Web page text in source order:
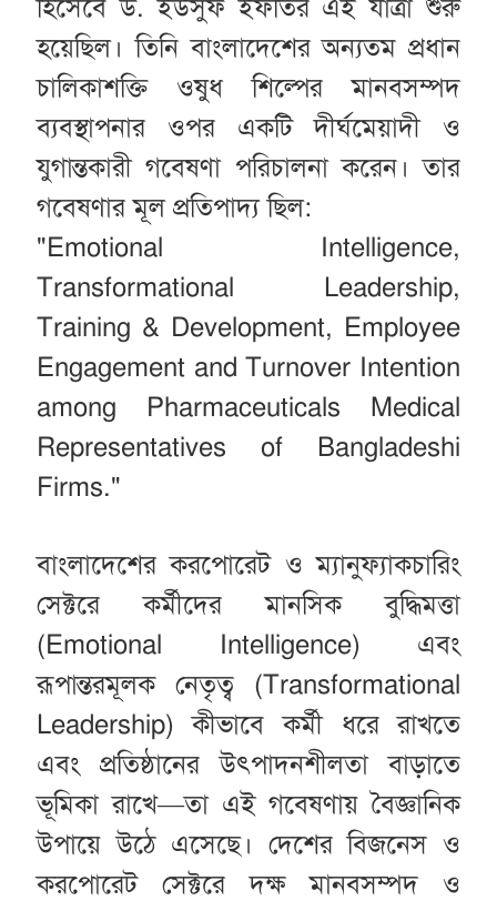
হিসেবে ড. ইউসুফ ইফতির এই যাত্রা শুরু
হয়েছিল। তিনি বাংলাদেশের অন্যতম প্রধান
চালিকাশক্তি ওষুধ শিল্পের মানবসম্পদ
ব্যবস্থাপনার ওপর একটি দীর্ঘমেয়াদী ও
যুগান্তকারী গবেষণা পরিচালনা করেন। তার
গবেষণার মূল প্রতিপাদ্য ছিল:
"Emotional Intelligence,
Transformational Leadership,
Training & Development, Employee
Engagement and Turnover Intention
among Pharmaceuticals Medical
Representatives of Bangladeshi
Firms."
বাংলাদেশের করপোরেট ও ম্যানুফ্যাকচারিং
সেক্টরে কর্মীদের মানসিক বুদ্ধিমত্তা
(Emotional Intelligence) এবং
রূপান্তরমূলক নেতৃত্ব (Transformational
Leadership) কীভাবে কর্মী ধরে রাখতে
এবং প্রতিষ্ঠানের উৎপাদনশীলতা বাড়াতে
ভূমিকা রাখে—তা এই গবেষণায় বৈজ্ঞানিক
উপায়ে উঠে এসেছে। দেশের বিজনেস ও
করপোরেট সেক্টরে দক্ষ মানবসম্পদ ও